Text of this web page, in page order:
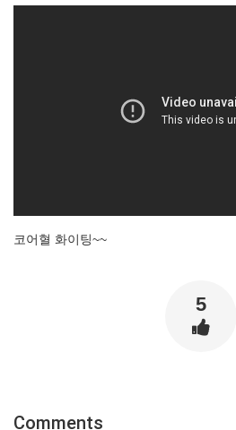
코어혈 화이팅~~
5
Comments